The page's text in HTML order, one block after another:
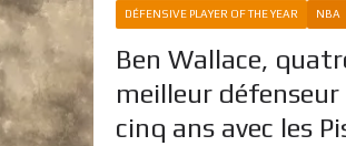
DÉFENSIVE PLAYER OF THE YEAR NBA
Ben Wallace,
meilleur défenseur
cinq ans avec les